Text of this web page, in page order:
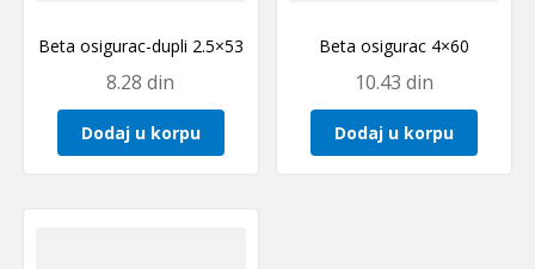
Beta osigurac-dupli 2.5×53
8.28din
Dodaj u korpu
Beta osigurac 4×60
10.43din
Dodaj u korpu